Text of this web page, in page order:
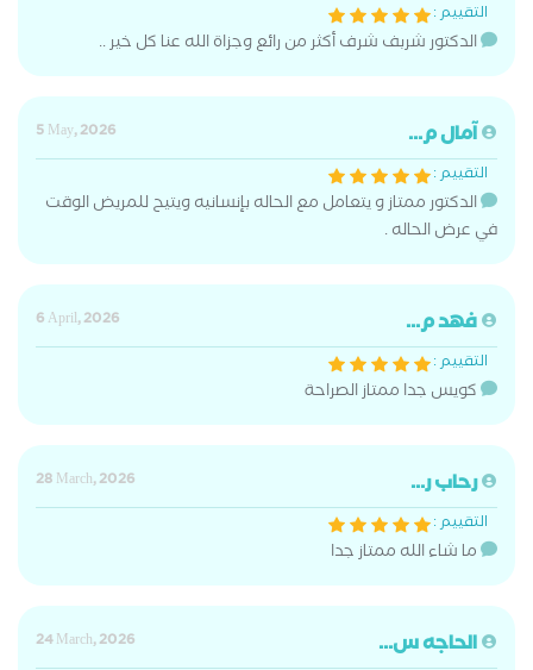
التقييم :
الدكتور شربف شرف أكثر من رائع وجزاة الله عنا كل خير ..
آمال م...
5 May, 2026
التقييم :
الدكتور ممتاز و يتعامل مع الحاله بإنسانيه ويتيح للمريض الوقت
في عرض الحاله .
فهد م...
6 April, 2026
التقييم :
كويس جدا ممتاز الصراحة
رحاب ر...
28 March, 2026
التقييم :
ما شاء الله ممتاز جدا
الحاجه س...
24 March, 2026